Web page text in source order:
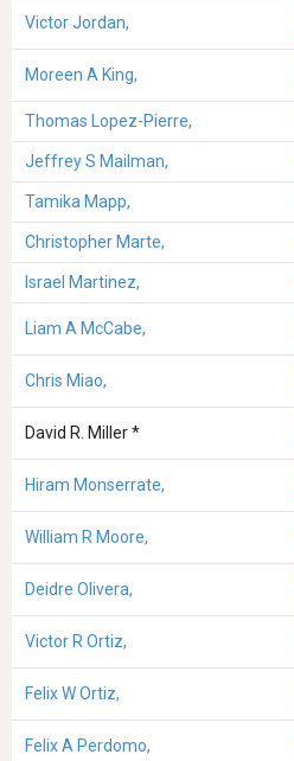
Victor Jordan,
Moreen A King,
Thomas Lopez-Pierre,
Jeffrey S Mailman,
Tamika Mapp,
Christopher Marte,
Israel Martinez,
Liam A McCabe,
Chris Miao,
David R. Miller *
Hiram Monserrate,
William R Moore,
Deidre Olivera,
Victor R Ortiz,
Felix W Ortiz,
Felix A Perdomo,